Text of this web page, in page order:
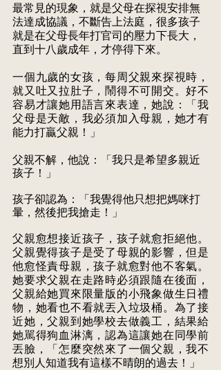
最常見的現象，就是父母在探視安排無
法達成協議，不斷告上法庭，很多孩子
就是在父母長年打官司的壓力下長大，
直到十八歲成年，才停得下來。
一個九歲的女孩，每周父親來探視時，
就又吐又拉肚子，鬧得不可開交。好不
容易才讓她用語言來表達，她說：「我
父母是天敵，我必須加入母親，她才有
能力打贏父親！」
父親不解，他說：「我只是希望多親近
孩子！」
孩子卻認為：「我覺得他只想把媽咪打
暈，然後把我搶走！」
父親愈想接近孩子，孩子就愈拒絕他。
父親覺得孩子是受了母親的影響，但是
他愈怪責母親，孩子就愈對他不客氣。
她要求父親在走路時必須跟隨在後面，
父親給她買來限量版的小飛象做生日禮
物，她看也不看就丟入垃圾桶。為了接
近她，父親到她學校去做義工，結果給
她駡得狗血淋漓，認為這讓她在同學前
丟臉，「怎麼突然來了一個父親，我不
想別人知道我有這樣不晴朗的過去！」